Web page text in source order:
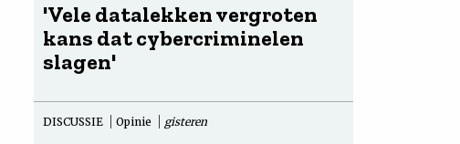
'Vele datalekken vergroten
kans dat cybercriminelen
slagen'
DISCUSSIE Opinie gisteren